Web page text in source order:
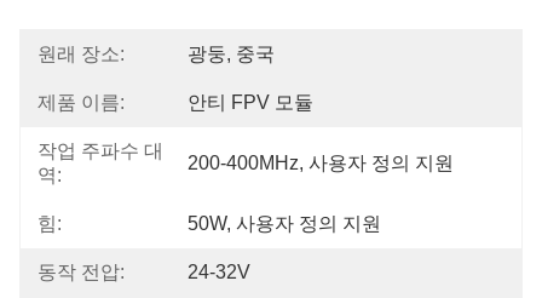
원래 장소: 광둥, 중국
제품 이름: 안티 FPV 모듈
작업 주파수 대
역:
200-400MHz, 사용자 정의 지원
힘: 50W, 사용자 정의 지원
동작 전압: 24-32V